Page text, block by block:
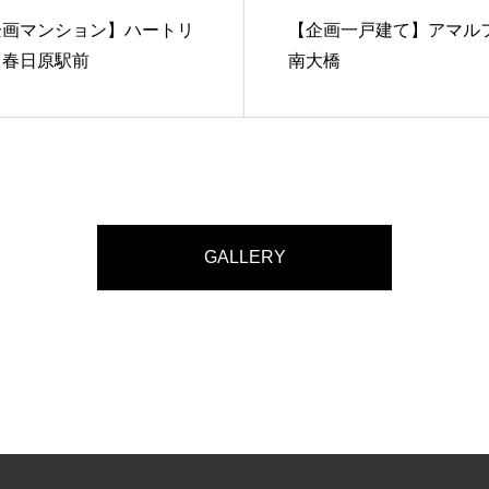
マンション】ハートリ
日原駅前
【企画一戸建て】アマル
南大橋
GALLERY